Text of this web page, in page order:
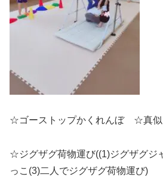
☆ゴーストップかくれんぼ ☆真似
☆ジグザグ荷物運び((1)ジグザグジ
っこ(3)二人でジグザグ荷物運び)